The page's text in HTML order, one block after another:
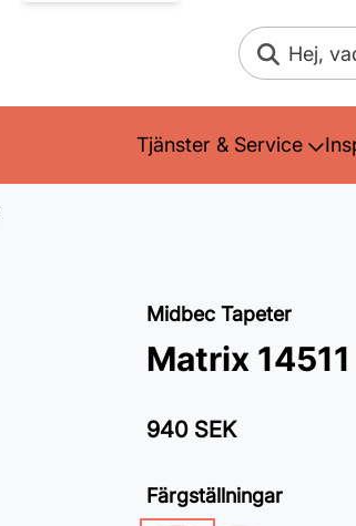
Sök
Tjänster & Service
Midbec Tapeter
Matrix
940 SEK
Färgställningar